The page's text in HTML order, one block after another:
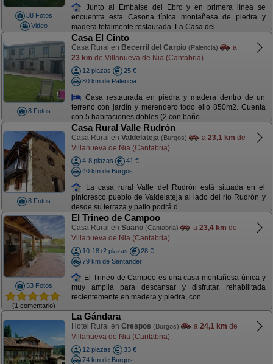
38 Fotos
Video
Junto al Embalse del Ebro y en primera línea se
encuentra esta Casona típica montañesa de piedra y
madera totalmente restaurada. La Casa del ...
8 Fotos
Casa El Cinto
Casa Rural en Becerril del Carpio (Palencia)
a
23 km de Villanueva de Nia (Cantabria)
12 plazas
25 €
80 km de Palencia
Casa restaurada en piedra y madera dentro de un
terreno con jardín y merendero todo ello 850m2. Cuenta
con 5 habitaciones dobles (2 con baño ...
8 Fotos
Casa Rural Valle Rudrón
Casa Rural en Valdelateja (Burgos) a 23,1 km de
Villanueva de Nia (Cantabria)
4-8 plazas
41 €
40 km de Burgos
La casa rural Valle del Rudrón está situada en el
pintoresco pueblo de Valdelateja al lado del río Rudrón y
desde su terraza y patio podrá d ...
53 Fotos
(1 comentario)
El Trineo de Campoo
Casa Rural en Suano (Cantabria) a 23,4 km de
Villanueva de Nia (Cantabria)
10-18+2 plazas
28 €
79 km de Santander
El Trineo de Campoo es una casa montañesa única y
muy amplia para descansar y disfrutar, rehabilitada
recientemente en madera y piedra, con ...
La Gándara
Hotel Rural en Crespos (Burgos) a 24,1 km de
Villanueva de Nia (Cantabria)
12 plazas
33 €
74 km de Burgos